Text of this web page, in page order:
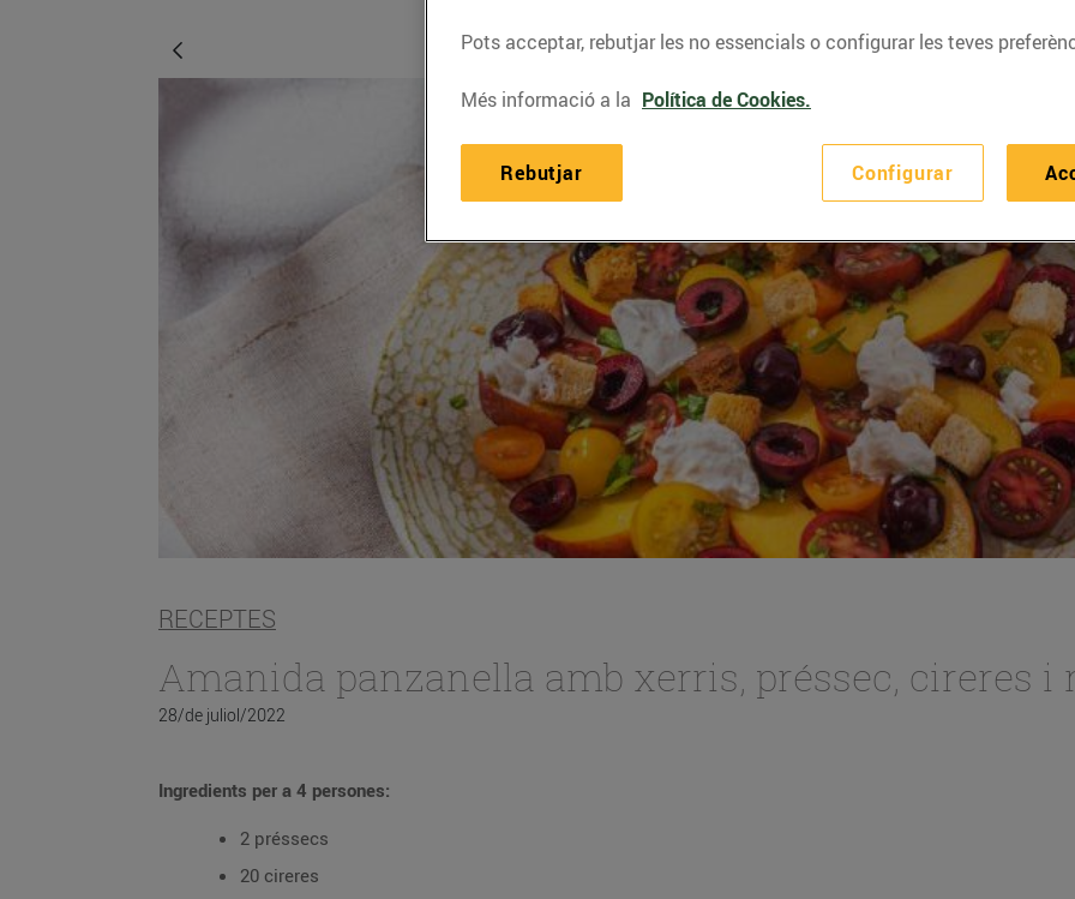
RECEPTES
Amanida panzanella amb xerris, préssec, cireres i
28/de juliol/2022
Ingredients per a 4 persones:
2 préssecs
20 cireres
Pots acceptar, rebutjar les no essencials o configurar les teves
Més informació a la Política de Cookies.
Configurar
Rebutjar